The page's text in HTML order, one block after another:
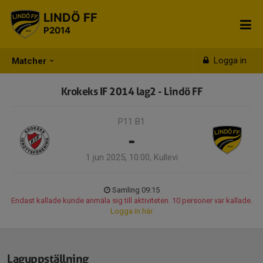
Matcher Logga in
LINDÖ FF
P2014
Krokeks IF 2014 lag2 - Lindö FF
P11 B1
-
1 jun 2025, 10:00, Kullevi
Samling 09:15
Endast kallade kunde anmäla sig till aktiviteten. 10 personer var kallade.
Logga in här
Laguppställning